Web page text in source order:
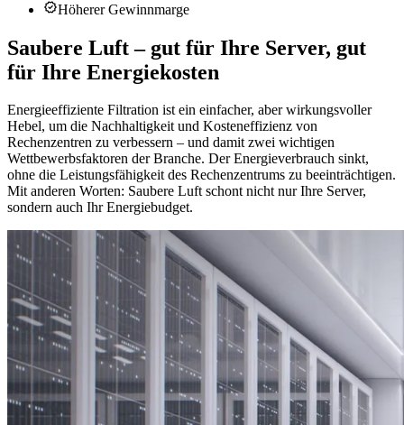
Höherer Gewinnmarge
Saubere Luft – gut für Ihre Server, gut
für Ihre Energiekosten
Energieeffiziente Filtration ist ein einfacher, aber wirkungsvoller
Hebel, um die Nachhaltigkeit und Kosteneffizienz von
Rechenzentren zu verbessern – und damit zwei wichtigen
Wettbewerbsfaktoren der Branche. Der Energieverbrauch sinkt,
ohne die Leistungsfähigkeit des Rechenzentrums zu beeinträchtigen.
Mit anderen Worten: Saubere Luft schont nicht nur Ihre Server,
sondern auch Ihr Energiebudget.